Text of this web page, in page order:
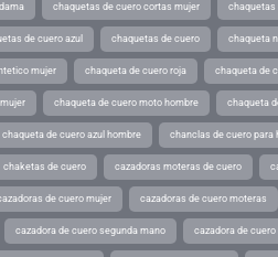
chaquetas de cuero cortas mujer chaquetas
de cuero azul chaquetas de cuero chaqueta
mujer chaqueta de cuero roja chaqueta de
chaqueta de cuero moto hombre chaqueta
chaqueta de cuero azul hombre chanclas de cuero para
chaketas de cuero cazadoras moteras de cuero
de cuero mujer cazadoras de cuero moteras
cazadora de cuero segunda mano cazadora de cuero